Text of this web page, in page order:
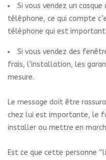
Si vous vendez un
téléphone, ce qui compte
téléphone qui est important
Si vous vendez des
frais, l’installation, les
mesure.
Le message doit être
chez lui est importante, le
installer ou mettre en
Est ce que cette personne